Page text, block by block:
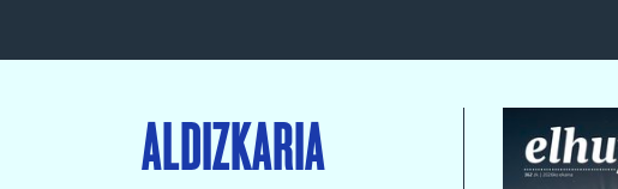
ALDIZKARIA